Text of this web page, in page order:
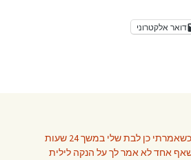
דואר אלקטרוני